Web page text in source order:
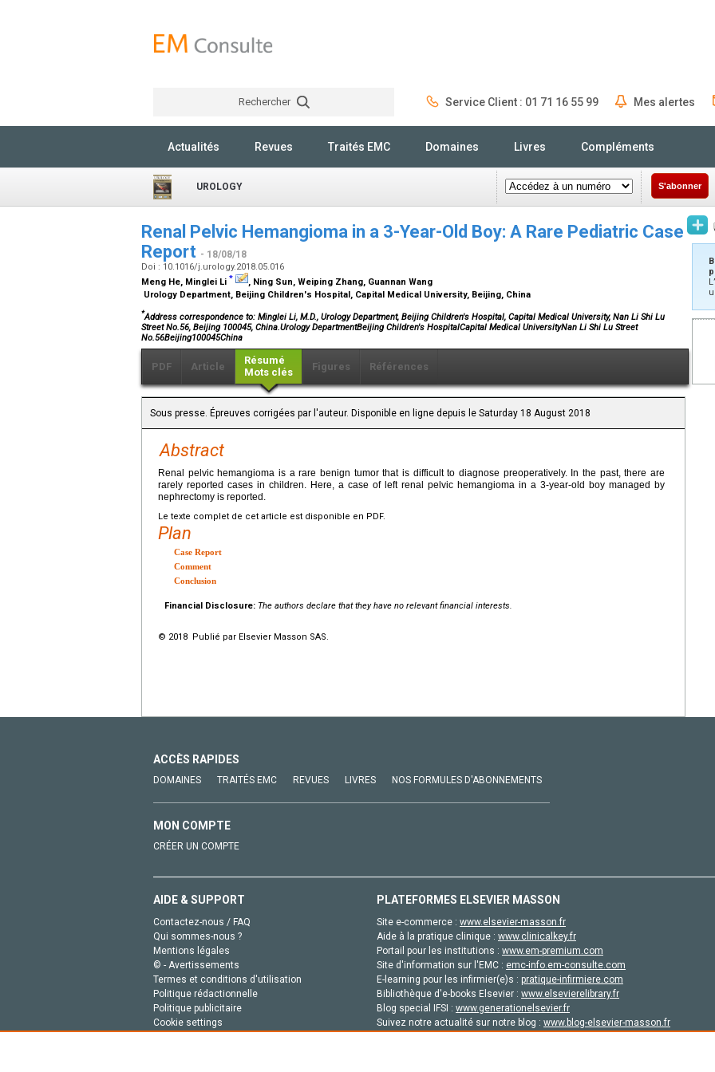
Rechercher Service Client : 01 71 16 55 99 Mes alertes
Actualités Revues Traités EMC Domaines Livres Compléments
UROLOGY S'abonner
Renal Pelvic Hemangioma in a 3-Year-Old Boy: A Rare Pediatric Case
Report - 18/08/18
Doi : 10.1016/j.urology.2018.05.016
Meng He, Minglei Li *
, Ning Sun, Weiping Zhang, Guannan Wang
Urology Department, Beijing Children's Hospital, Capital Medical University, Beijing, China
*Address correspondence to: Minglei Li, M.D., Urology Department, Beijing Children's Hospital, Capital Medical University, Nan Li Shi Lu
Street No.56, Beijing 100045, China.Urology DepartmentBeijing Children's HospitalCapital Medical UniversityNan Li Shi Lu Street
No.56Beijing100045China
PDF Article
Résumé
Mots clés
Figures Références
Sous presse. Épreuves corrigées par l'auteur. Disponible en ligne depuis le Saturday 18 August 2018
Abstract
Renal pelvic hemangioma is a rare benign tumor that is difficult to diagnose preoperatively. In the past, there are
rarely reported cases in children. Here, a case of left renal pelvic hemangioma in a 3-year-old boy managed by
nephrectomy is reported.
Le texte complet de cet article est disponible en PDF.
Plan
Case Report
Comment
Conclusion
Financial Disclosure: The authors declare that they have no relevant financial interests.
© 2018 Publié par Elsevier Masson SAS.
ACCÈS RAPIDES
DOMAINES TRAITÉS EMC REVUES LIVRES NOS FORMULES D'ABONNEMENTS
MON COMPTE
CRÉER UN COMPTE
AIDE & SUPPORT
Contactez-nous / FAQ
Qui sommes-nous ?
Mentions légales
© - Avertissements
Termes et conditions d'utilisation
Politique rédactionnelle
Politique publicitaire
Cookie settings
PLATEFORMES ELSEVIER MASSON
Site e-commerce : www.elsevier-masson.fr
Aide à la pratique clinique : www.clinicalkey.fr
Portail pour les institutions : www.em-premium.com
Site d'information sur l'EMC : emc-info.em-consulte.com
E-learning pour les infirmier(e)s : pratique-infirmiere.com
Bibliothèque d'e-books Elsevier : www.elsevierelibrary.fr
Blog special IFSI : www.generationelsevier.fr
Suivez notre actualité sur notre blog : www.blog-elsevier-masson.fr